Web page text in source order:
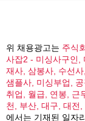
위 채용광고는 주식
사잡2 - 미싱사구인,
재사, 삼봉사, 수선
샘플사, 미싱부업,
취업, 월급, 연봉, 근
천, 부산, 대구, 대전
에서는 기재된 일자